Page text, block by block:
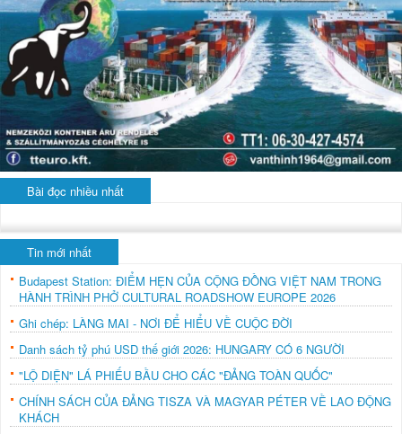
Bài đọc nhiều nhất
Tin mới nhất
Budapest Station: ĐIỂM HẸN CỦA CỘNG ĐỒNG VIỆT NAM TRONG
HÀNH TRÌNH PHỞ CULTURAL ROADSHOW EUROPE 2026
Ghi chép: LÀNG MAI - NƠI ĐỂ HIỂU VỀ CUỘC ĐỜI
Danh sách tỷ phú USD thế giới 2026: HUNGARY CÓ 6 NGƯỜI
"LỘ DIỆN" LÁ PHIẾU BẦU CHO CÁC "ĐẢNG TOÀN QUỐC"
CHÍNH SÁCH CỦA ĐẢNG TISZA VÀ MAGYAR PÉTER VỀ LAO ĐỘNG
KHÁCH